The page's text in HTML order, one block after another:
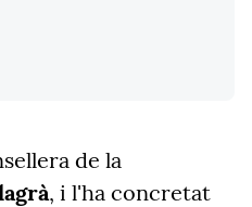
de la
, i l'ha concretat